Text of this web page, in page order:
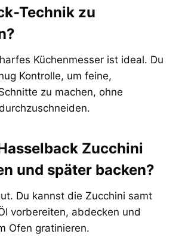
Technik zu
Küchenmesser ist ideal. Du
Kontrolle, um feine,
zu machen, ohne
Zucchini
und später backen?
Du kannst die Zucchini samt
vorbereiten, abdecken und
Ofen gratinieren.